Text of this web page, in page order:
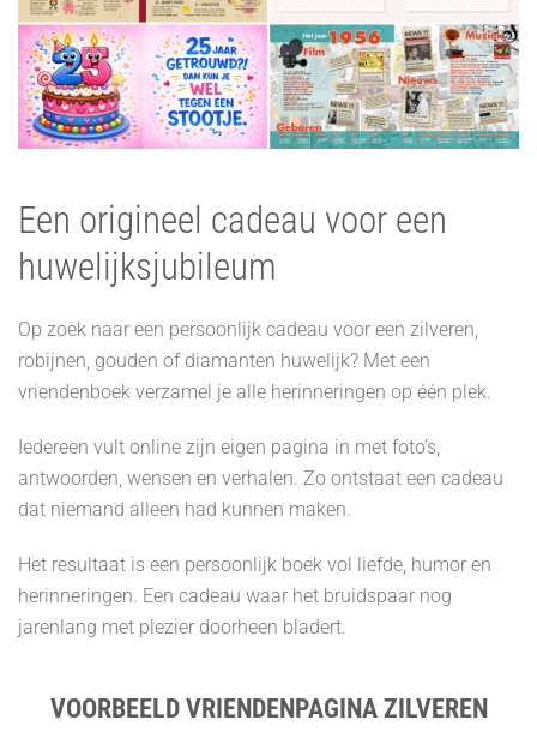
Een origineel cadeau voor een
huwelijksjubileum
Op zoek naar een persoonlijk cadeau voor een zilveren,
robijnen, gouden of diamanten huwelijk? Met een
vriendenboek verzamel je alle herinneringen op één plek.
Iedereen vult online zijn eigen pagina in met foto’s,
antwoorden, wensen en verhalen. Zo ontstaat een cadeau
dat niemand alleen had kunnen maken.
Het resultaat is een persoonlijk boek vol liefde, humor en
herinneringen. Een cadeau waar het bruidspaar nog
jarenlang met plezier doorheen bladert.
VOORBEELD VRIENDENPAGINA ZILVEREN